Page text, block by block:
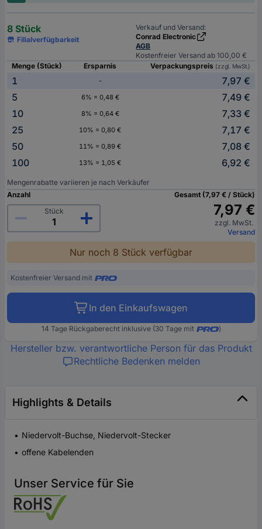
8 Stück
Filialverfügbarkeit
Verkauf und Versand:
Conrad Electronic
AGB
Kostenfreier Versand ab 100,00 €
Menge (Stück)
Ersparnis Verpackungspreis (zzgl. MwSt.)
1 -
7,97 €
5
6% = 0,48 €
7,49 €
10
8% = 0,64 €
7,33 €
25
10% = 0,80 €
7,17 €
50
11% = 0,89 €
7,08 €
100
13% = 1,05 € 6,92 €
Mengenrabatte variieren je nach Verkäufer
Anzahl
Stück
Gesamt (7,97 € / Stück)
7,97 €
zzgl. MwSt.
Versand
Nur noch 8 Stück verfügbar
Kostenfreier Versand mit
In den Einkaufswagen
14 Tage Rückgaberecht inklusive (30 Tage mit )
Hersteller bzw. verantwortliche Person für das Produkt
Rechtliche Bedenken melden
Highlights & Details
Niedervolt-Buchse, Niedervolt-Stecker
offene Kabelenden
Unser Service für Sie